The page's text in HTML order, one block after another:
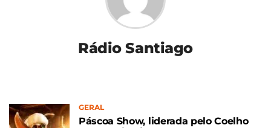
Rádio Santiago
GERAL
Páscoa Show, liderada pelo Coelho